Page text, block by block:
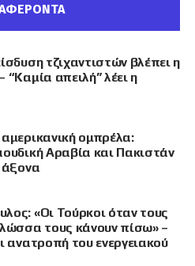
τζιχαντιστών βλέπει η
“Καμία απειλή” λέει η
ομπρέλα:
Αραβία και Πακιστάν
άξονα
«Οι Τούρκοι όταν τους
τους κάνουν πίσω» –
ανατροπή του ενεργειακού